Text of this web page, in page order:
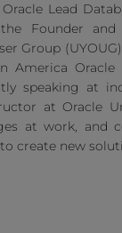
Lead
Founder
Group
America Oracle
speaking at
at Oracle
at work, and
create new